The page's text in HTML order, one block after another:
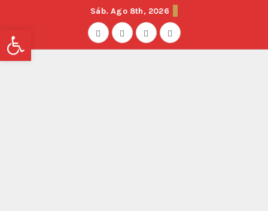
Sáb. Ago 8th, 2026
Abrir barra de herramientas